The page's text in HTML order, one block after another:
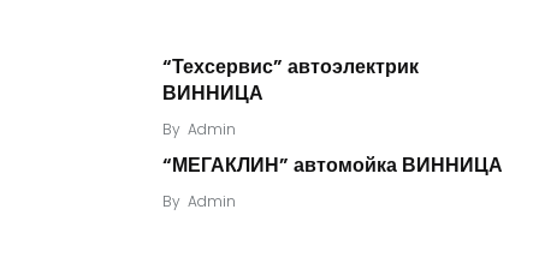
“Техсервис” автоэлектрик
ВИННИЦА
By Admin
“МЕГАКЛИН” автомойка ВИННИЦА
By Admin